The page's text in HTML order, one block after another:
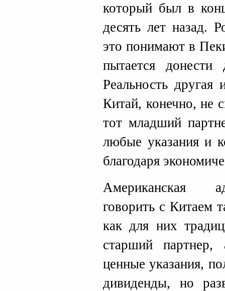
который был в
десять лет назад.
это понимают в
пытается
Реальность
Китай, конечно,
тот младший
любые указания и
благодаря
Американская
говорить с Китаем
как для них
старший
ценные указания,
дивиденды, но